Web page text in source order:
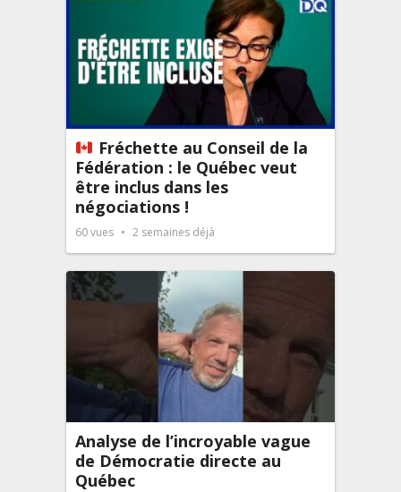
Fréchette au Conseil de la
Fédération : le Québec veut
être inclus dans les
négociations !
60vues 2 semaines déjà
Analyse de l’incroyable vague
de Démocratie directe au
Québec